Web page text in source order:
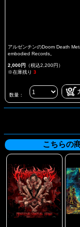
アルゼンチンのDoom Death
embodied Records。
2,000円 （税込2,200円）
※在庫残り 3
数量：
こちらの